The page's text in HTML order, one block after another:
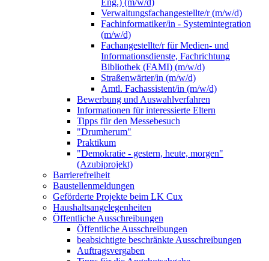
Eng.) (m/w/d)
Verwaltungsfachangestellte/r (m/w/d)
Fachinformatiker/in - Systemintegration
(m/w/d)
Fachangestellte/r für Medien- und
Informationsdienste, Fachrichtung
Bibliothek (FAMI) (m/w/d)
Straßenwärter/in (m/w/d)
Amtl. Fachassistent/in (m/w/d)
Bewerbung und Auswahlverfahren
Informationen für interessierte Eltern
Tipps für den Messebesuch
"Drumherum"
Praktikum
"Demokratie - gestern, heute, morgen"
(Azubiprojekt)
Barrierefreiheit
Baustellenmeldungen
Geförderte Projekte beim LK Cux
Haushaltsangelegenheiten
Öffentliche Ausschreibungen
Öffentliche Ausschreibungen
beabsichtigte beschränkte Ausschreibungen
Auftragsvergaben